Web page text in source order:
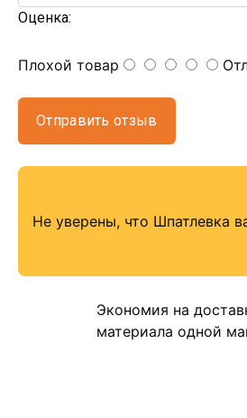
Оценка:
Плохой товар
Отправить отзыв
Не уверены, что Шпатлевка
Экономия на
материала одной